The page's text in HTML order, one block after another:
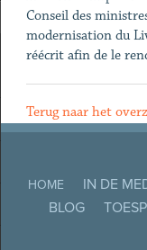
Conseil des
modernisation du
réécrit afin de le
Terug naar het
HOME IN DE
BLOG